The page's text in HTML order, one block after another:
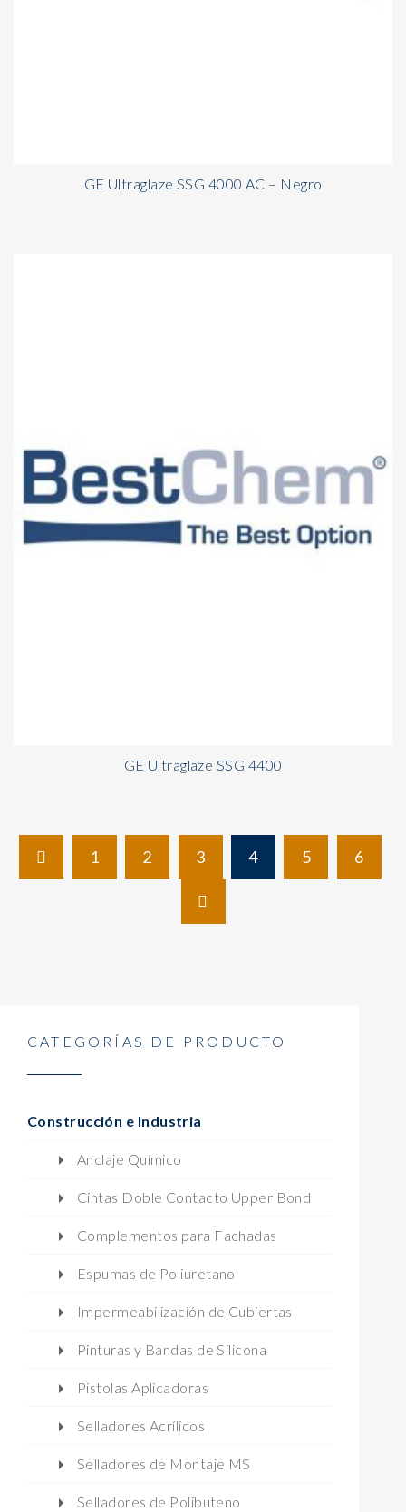
GE Ultraglaze SSG 4000 AC – Negro
GE Ultraglaze SSG 4400
1 2 3 4 5 6
CATEGORÍAS DE PRODUCTO
Construcción e Industria
Anclaje Químico
Cintas Doble Contacto Upper Bond
Complementos para Fachadas
Espumas de Poliuretano
Impermeabilización de Cubiertas
Pinturas y Bandas de Silicona
Pistolas Aplicadoras
Selladores Acrílicos
Selladores de Montaje MS
Selladores de Polibuteno